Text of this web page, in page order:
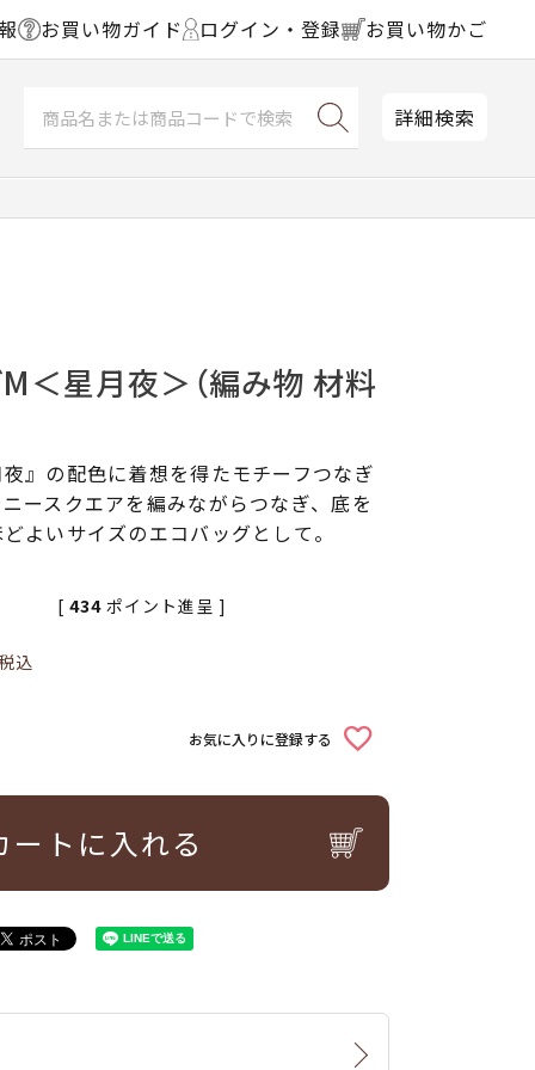
お買い物ガイド ログイン・登録 お買い物かご
詳細検索
＜星月夜＞（編み物 材料
』の配色に着想を得たモチーフつなぎ
ースクエアを編みながらつなぎ、底を
よいサイズのエコバッグとして。
込
[ 434 ポイント進呈 ]
お気に入りに登録する
ートに入れる